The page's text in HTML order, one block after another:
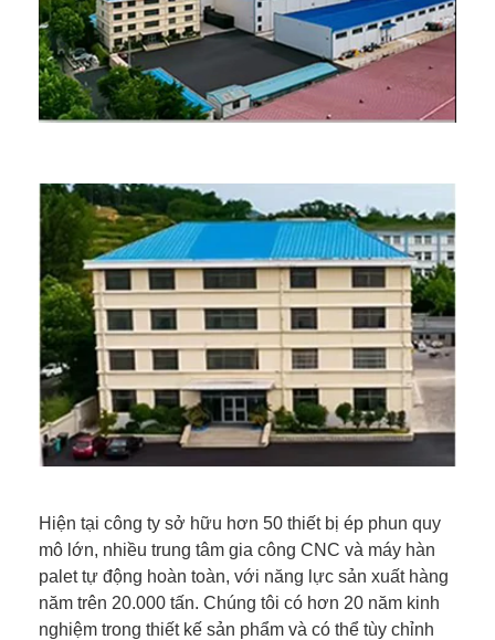
Hiện tại công ty sở hữu hơn 50 thiết bị ép phun quy
mô lớn, nhiều trung tâm gia công CNC và máy hàn
palet tự động hoàn toàn, với năng lực sản xuất hàng
năm trên 20.000 tấn. Chúng tôi có hơn 20 năm kinh
nghiệm trong thiết kế sản phẩm và có thể tùy chỉnh